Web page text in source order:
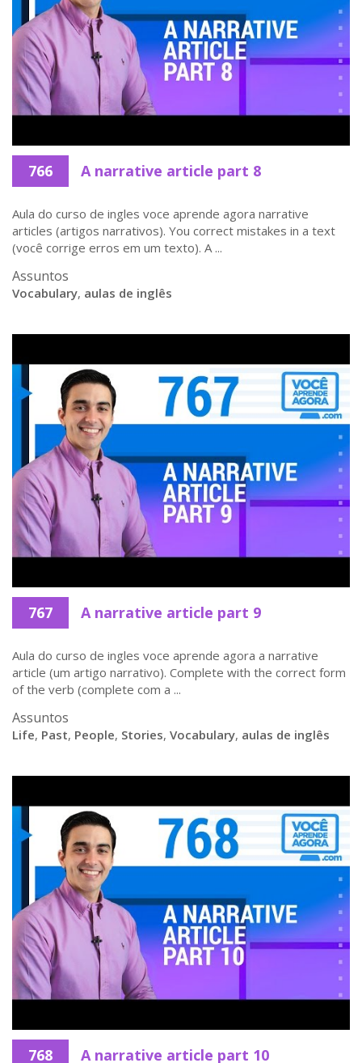
766 A narrative article part 8
Aula do curso de ingles voce aprende agora narrative
articles (artigos narrativos). You correct mistakes in a text
(você corrige erros em um texto). A ...
Assuntos
Vocabulary, aulas de inglês
767 A narrative article part 9
Aula do curso de ingles voce aprende agora a narrative
article (um artigo narrativo). Complete with the correct form
of the verb (complete com a ...
Assuntos
Life, Past, People, Stories, Vocabulary, aulas de inglês
768 A narrative article part 10